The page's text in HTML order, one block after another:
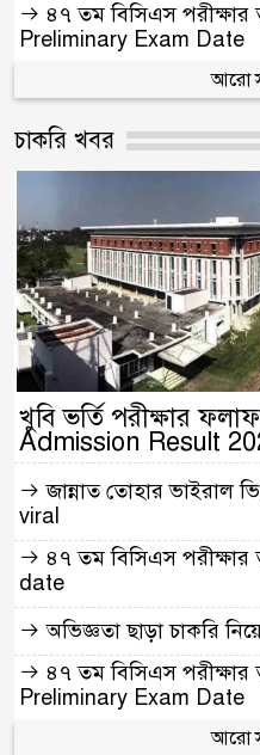
৪৭ তম বিসিএস
Preliminary Exam Date
আরো
চাকরি খবর
খুবি ভর্তি পরীক্ষার
Admission Result
জান্নাত তোহার ভাইরাল
viral
৪৭ তম বিসিএস
date
অভিজ্ঞতা ছাড়া চাকরি
৪৭ তম বিসিএস
Preliminary Exam Date
আরো